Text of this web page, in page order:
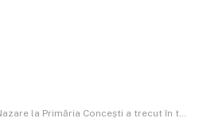
la Primăria Concești a trecut în tabăra lui Iftime la PNL